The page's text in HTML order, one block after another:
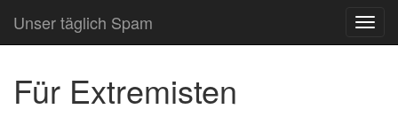
Unser täglich Spam
Für Extremisten